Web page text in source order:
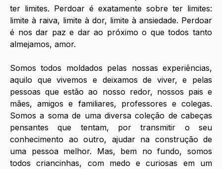
ter limites. Perdoar é exatamente sobre ter limites:
limite à raiva, limite à dor, limite à ansiedade. Perdoar
é nos dar paz e dar ao próximo o que todos tanto
almejamos, amor.
Somos todos moldados pelas nossas experiências,
aquilo que vivemos e deixamos de viver, e pelas
pessoas que estão ao nosso redor, nossos pais e
mães, amigos e familiares, professores e colegas.
Somos a soma de uma diversa coleção de cabeças
pensantes que tentam, por transmitir o seu
conhecimento ao outro, ajudar na construção de
uma pessoa melhor. Mas, bem no fundo, somos
todos criancinhas, com medo e curiosas em um